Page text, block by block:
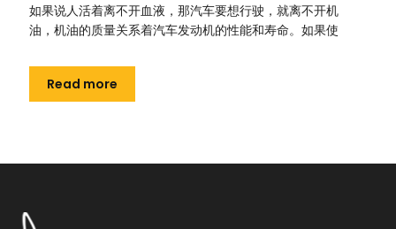
如果说人活着离不开血液，那汽车要想行驶，就离不开机
油，机油的质量关系着汽车发动机的性能和寿命。如果使
Read more